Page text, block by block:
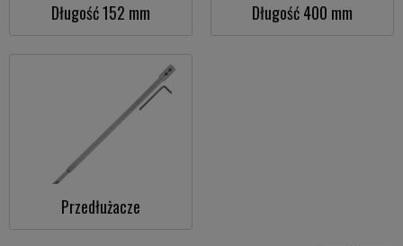
Długość 152 mm Długość 400 mm
Przedłużacze